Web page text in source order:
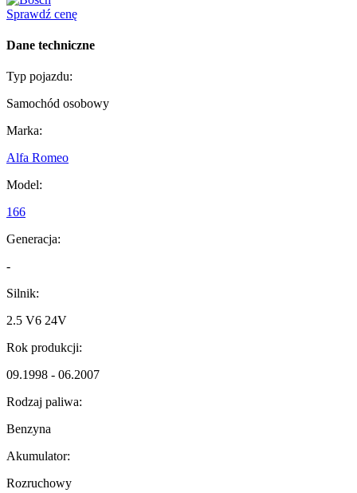
Sprawdź cenę
Dane techniczne
Typ pojazdu:
Samochód osobowy
Marka:
Alfa Romeo
Model:
166
Generacja:
-
Silnik:
2.5 V6 24V
Rok produkcji:
09.1998 - 06.2007
Rodzaj paliwa:
Benzyna
Akumulator:
Rozruchowy